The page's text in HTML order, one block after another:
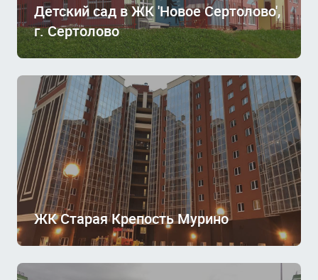
Детский сад в ЖК 'Новое Сертолово',
г. Сертолово
ЖК Старая Крепость Мурино